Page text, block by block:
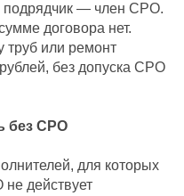
подрядчик — член СРО.
договора нет.
труб или ремонт
без допуска СРО
без СРО
для которых
действует